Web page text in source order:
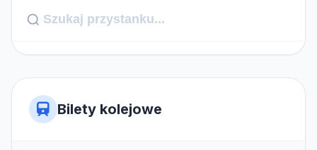
Bilety kolejowe